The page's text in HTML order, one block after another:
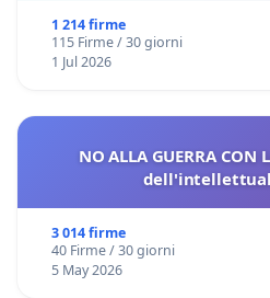
1 214 firme
115 Firme / 30 giorni
1 Jul 2026
NO ALLA GUERRA CON
3 014 firme
40 Firme / 30 giorni
5 May 2026